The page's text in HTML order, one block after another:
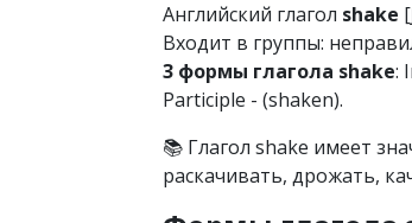
Английский глагол shake
Входит в группы:
3 формы глагола shake:
Participle - (shaken).
📚 Глагол shake имеет
раскачивать, дрожать,